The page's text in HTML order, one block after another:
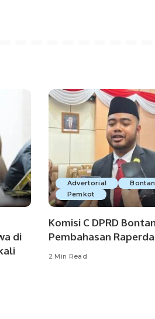
di
Advertorial
Pemkot
Komisi C DPRD
Pembahasan Raperda
2 Min Read